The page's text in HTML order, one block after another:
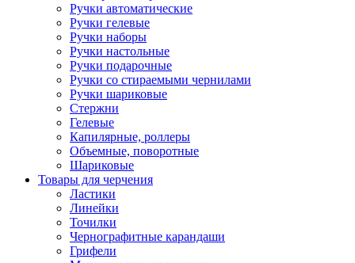
Ручки автоматические
Ручки гелевые
Ручки наборы
Ручки настольные
Ручки подарочные
Ручки со стираемыми чернилами
Ручки шариковые
Стержни
Гелевые
Капилярные, роллеры
Объемные, поворотные
Шариковые
Товары для черчения
Ластики
Линейки
Точилки
Чернографитные карандаши
Грифели